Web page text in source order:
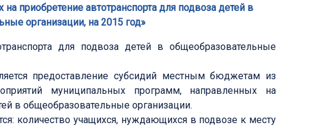
приобретение автотранспорта для подвоза детей в
организации, на 2015 год»
для подвоза детей в общеобразовательные
предоставление субсидий местным бюджетам из
муниципальных программ, направленных на
в общеобразовательные организации.
количество учащихся, нуждающихся в подвозе к месту